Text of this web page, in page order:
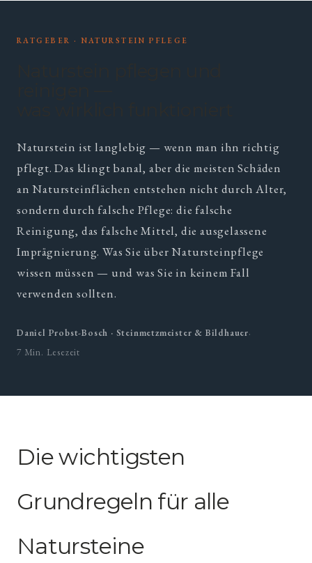
RATGEBER · NATURSTEIN PFLEGE
Naturstein ist langlebig — wenn man ihn richtig
pflegt. Das klingt banal, aber die meisten Schäden
an Natursteinflächen entstehen nicht durch Alter,
sondern durch falsche Pflege: die falsche
Reinigung, das falsche Mittel, die ausgelassene
Imprägnierung. Was Sie über Natursteinpflege
wissen müssen — und was Sie in keinem Fall
verwenden sollten.
Daniel Probst-Bosch · Steinmetzmeister & Bildhauer·
7 Min. Lesezeit
Die wichtigsten
Grundregeln für alle
Natursteine